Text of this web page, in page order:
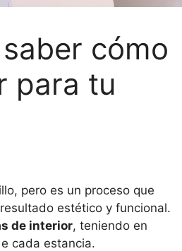
cómo
para tu
pero es un proceso que
estético y funcional.
de interior, teniendo en
cada estancia.